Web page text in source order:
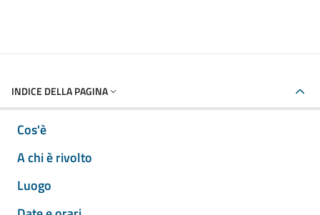
INDICE DELLA PAGINA
Cos'è
A chi è rivolto
Luogo